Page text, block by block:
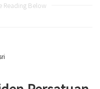
Reading Below